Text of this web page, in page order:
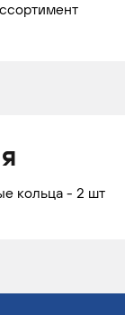
кольца - 2 шт